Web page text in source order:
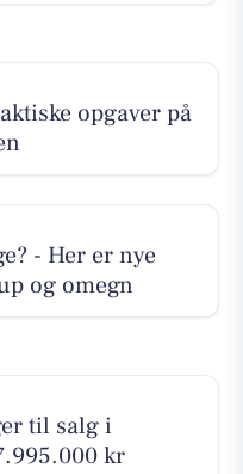
opgaver på
- Her er nye
og omegn
til salg i
kr